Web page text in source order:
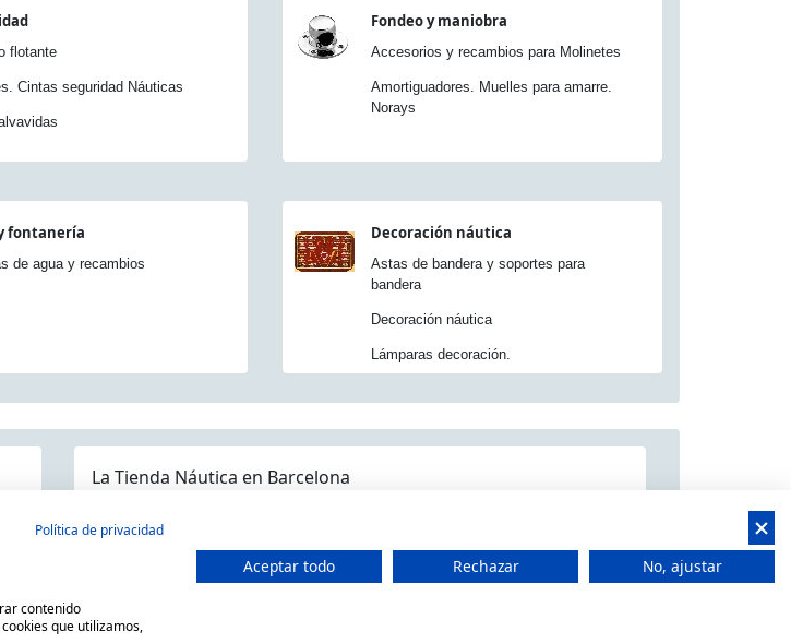
flotante
Cintas seguridad Náuticas
Fondeo y maniobra
Accesorios y recambios para Molinetes
Amortiguadores. Muelles para amarre.
Norays
fontanería
de agua y recambios
Decoración náutica
Astas de bandera y soportes para
bandera
Decoración náutica
Lámparas decoración.
La Tienda Náutica en Barcelona
MARSAL EQUIPOS NÁUTICOS SLL CIF: B66506940
Horario de 9.00h a 14:00h y de 15.00h a 18.00h -
Política de privacidad
contenido
que utilizamos,
Aceptar todo Rechazar No, ajustar